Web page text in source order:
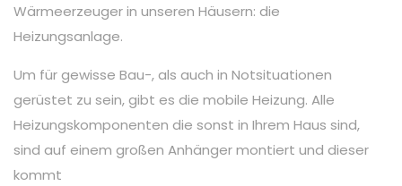
Wärmeerzeuger in unseren Häusern: die
Heizungsanlage.
Um für gewisse Bau-, als auch in Notsituationen
gerüstet zu sein, gibt es die mobile Heizung. Alle
Heizungskomponenten die sonst in Ihrem Haus sind,
sind auf einem großen Anhänger montiert und dieser
kommt